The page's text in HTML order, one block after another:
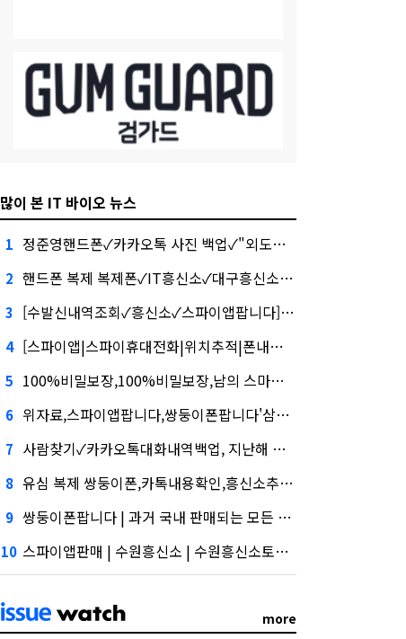
많이 본 IT 바이오 뉴스
1 정준영핸드폰✓카카오톡 사진 백업✓"외도증거수집은이렇게하세요", 금융권에서는 투자자"
2 핸드폰 복제 복제폰✓IT흥신소✓대구흥신소 대외적으로 신뢰
3 [수발신내역조회✓흥신소✓스파이앱팝니다]삼성증권 사태
4 [스파이앱|스파이휴대전화|위치추적|폰내역|사이버흥신소 스마트폰도청 스마트폰 해킹 해드립니다.]삼성증권 배당사태를 떠올리게 만든다.
5 100%비밀보장,100%비밀보장,남의 스마트폰 몰래 엿보는 도청 어플 사용법 및 스파이앱 다운로드, 담기나
6 위자료,스파이앱팝니다,쌍둥이폰팝니다'삼성' 1위, '토스' 맹추격
7 사람찾기✓카카오톡대화내역백업, 지난해 외화증권수탁 수수료 규모 6946억원
8 유심 복제 쌍둥이폰,카톡내용확인,흥신소추천, 수수료 수익 1위 '삼성'
9 쌍둥이폰팝니다 | 과거 국내 판매되는 모든 핸드폰 도청 가능 | 실시간핸드폰화면감시,시장 열렸다…LG 먼저 '첫 테이프'
10 스파이앱판매 | 수원흥신소 | 수원흥신소토스, 667억원으로 수수료 수익 5위권 진입
more